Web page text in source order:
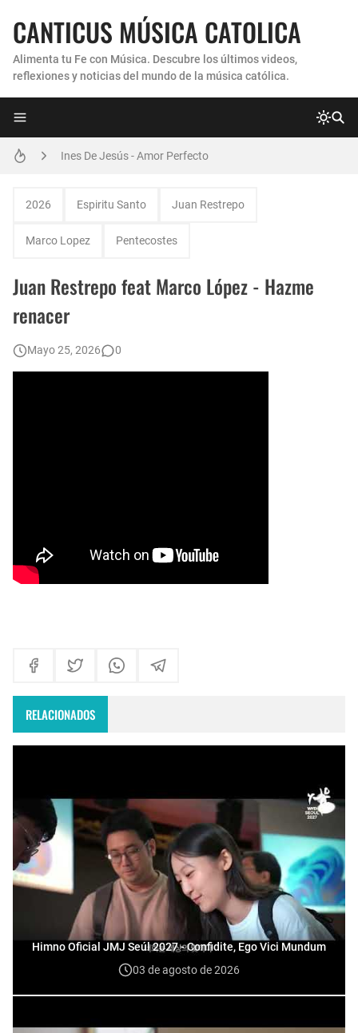
CANTICUS MÚSICA CATOLICA
Alimenta tu Fe con Música. Descubre los últimos videos,
reflexiones y noticias del mundo de la música católica.
Coro Laraland - Aunque no lo pueda ver
2026 Espiritu Santo Juan Restrepo
Marco Lopez Pentecostes
Juan Restrepo feat Marco López - Hazme
renacer
Mayo 25, 2026 0
RELACIONADOS
Himno Oficial JMJ Seúl 2027 - Confidite, Ego Vici Mundum
03 de agosto de 2026